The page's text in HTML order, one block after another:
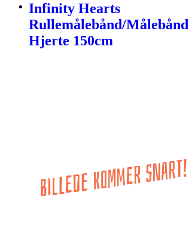
Infinity Hearts
Rullemålebånd/Målebånd
Hjerte 150cm